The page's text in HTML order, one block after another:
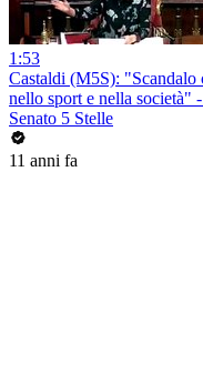
1:53
Castaldi (M5S): "Scandalo
nello sport e nella società"
Senato 5 Stelle
11 anni fa